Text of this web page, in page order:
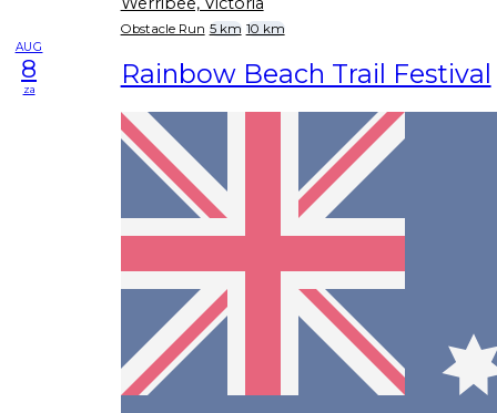
Obstacle Run 5 km 10 km
AUG
8
za Rainbow Beach Trail Festival